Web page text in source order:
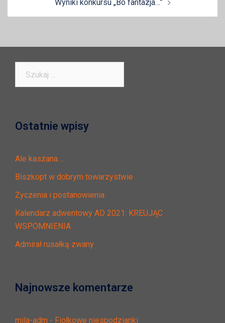
Wyniki konkursu „Bo fantazja…”
Ostatnie wpisy
Ale kaszana….
Biszkopt w dobrym towarzystwie
Życzenia i postanowienia
Kalendarz adwentowy AD 2021: KREUJĄC
WSPOMNIENIA
Admirał rusałką zwany
Najnowsze komentarze
mila-adm - Fiołkowe niespodzianki